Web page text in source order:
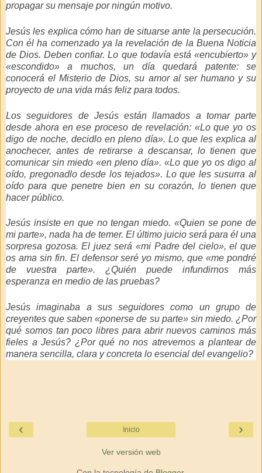
propagar su mensaje por ningún motivo.
Jesús les explica cómo han de situarse ante la persecución.
Con él ha comenzado ya la revelación de la Buena Noticia
de Dios. Deben confiar. Lo que todavía está «encubierto» y
«escondido» a muchos, un día quedará patente: se
conocerá el Misterio de Dios, su amor al ser humano y su
proyecto de una vida más feliz para todos.
Los seguidores de Jesús están llamados a tomar parte
desde ahora en ese proceso de revelación: «Lo que yo os
digo de noche, decidlo en pleno día». Lo que les explica al
anochecer, antes de retirarse a descansar, lo tienen que
comunicar sin miedo «en pleno día». «Lo que yo os digo al
oído, pregonadlo desde los tejados». Lo que les susurra al
oído para que penetre bien en su corazón, lo tienen que
hacer público.
Jesús insiste en que no tengan miedo. «Quien se pone de
mi parte», nada ha de temer. El último juicio será para él una
sorpresa gozosa. El juez será «mi Padre del cielo», el que
os ama sin fin. El defensor seré yo mismo, que «me pondré
de vuestra parte». ¿Quién puede infundirnos más
esperanza en medio de las pruebas?
Jesús imaginaba a sus seguidores como un grupo de
creyentes que saben «ponerse de su parte» sin miedo. ¿Por
qué somos tan poco libres para abrir nuevos caminos más
fieles a Jesús? ¿Por qué no nos atrevemos a plantear de
manera sencilla, clara y concreta lo esencial del evangelio?
‹ ›
Inicio
Ver versión web